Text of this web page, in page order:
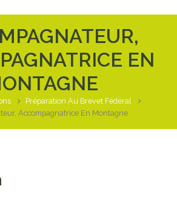
EN
Préparation Au Brevet Fédéral
Accompagnatrice En Montagne